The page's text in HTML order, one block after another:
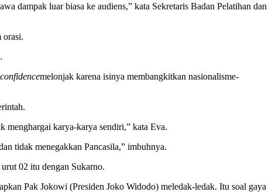
dampak luar biasa ke audiens,” kata Sekretaris Badan Pelatihan dan
orasi.
melonjak karena isinya membangkitkan nasionalisme-
menghargai karya-karya sendiri,” kata Eva.
tidak menegakkan Pancasila,” imbuhnya.
02 itu dengan Sukarno.
Pak Jokowi (Presiden Joko Widodo) meledak-ledak. Itu soal gaya